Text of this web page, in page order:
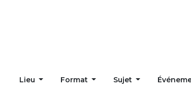
Lieu Format Sujet